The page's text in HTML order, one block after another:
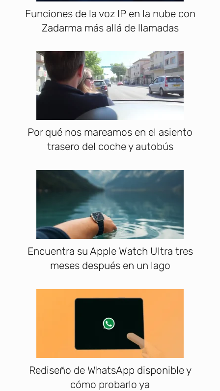
Funciones de la voz IP en la nube con
Zadarma más allá de llamadas
Por qué nos mareamos en el asiento
trasero del coche y autobús
Encuentra su Apple Watch Ultra tres
meses después en un lago
Rediseño de WhatsApp disponible y
cómo probarlo ya